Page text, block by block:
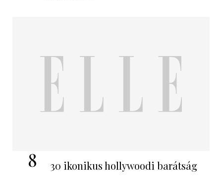
8 30 ikonikus hollywoodi barátság